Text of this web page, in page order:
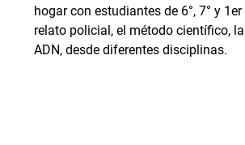
hogar con estudiantes de 6°, 7° y
relato policial, el método científico,
ADN, desde diferentes disciplinas.